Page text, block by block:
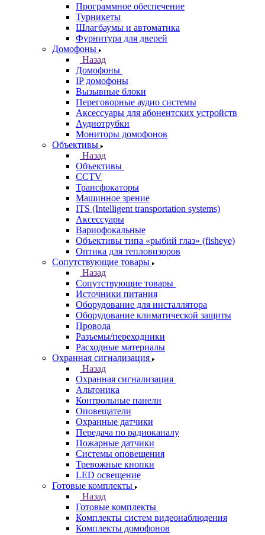
Программное обеспечение
Турникеты
Шлагбаумы и автоматика
Фурнитура для дверей
Домофоны
Назад
Домофоны
IP домофоны
Вызывные блоки
Переговорные аудио системы
Аксессуары для абонентских устройств
Аудиотрубки
Мониторы домофонов
Объективы
Назад
Объективы
CCTV
Трансфокаторы
Машинное зрение
ITS (Intelligent transportation systems)
Аксессуары
Вариофокальные
Объективы типа «рыбий глаз» (fisheye)
Оптика для тепловизоров
Сопутствующие товары
Назад
Сопутствующие товары
Источники питания
Оборудование для инсталлятора
Оборудование климатической защиты
Провода
Разъемы/переходники
Расходные материалы
Охранная сигнализация
Назад
Охранная сигнализация
Альтоника
Контрольные панели
Оповещатели
Охранные датчики
Передача по радиоканалу
Пожарные датчики
Системы оповещения
Тревожные кнопки
LED освещение
Готовые комплекты
Назад
Готовые комплекты
Комплекты систем видеонаблюдения
Комплекты домофонов